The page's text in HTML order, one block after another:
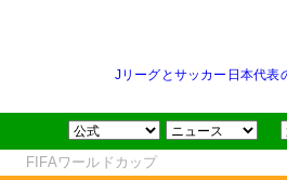
Jリーグとサッカー日本代表
FIFAワールドカップ